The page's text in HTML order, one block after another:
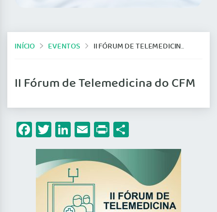
INÍCIO EVENTOS II FÓRUM DE TELEMEDICINA DO CFM
II Fórum de Telemedicina do CFM
Facebook
Twitter
LinkedIn
Email
Print